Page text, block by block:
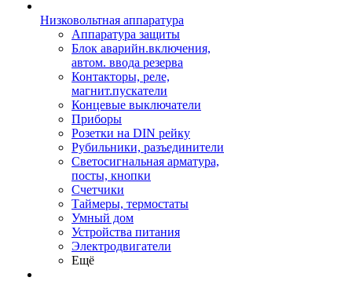
Низковольтная аппаратура
Аппаратура защиты
Блок аварийн.включения,
автом. ввода резерва
Контакторы, реле,
магнит.пускатели
Концевые выключатели
Приборы
Розетки на DIN рейку
Рубильники, разъединители
Светосигнальная арматура,
посты, кнопки
Счетчики
Таймеры, термостаты
Умный дом
Устройства питания
Электродвигатели
Ещё